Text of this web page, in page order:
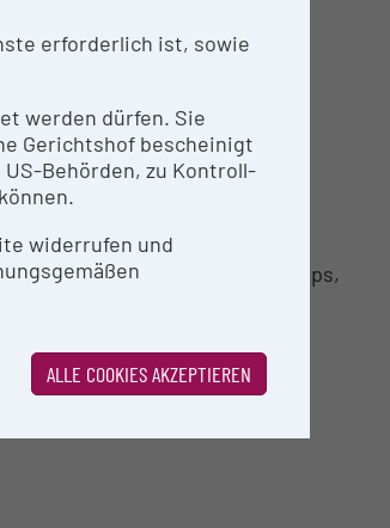
(Hauptteil ehemalige
(Daten)
Bedeutung:
(Materialien Holz, Gips,
erforderlich ist, sowie
werden dürfen. Sie
Gerichtshof bescheinigt
Behörden, zu Kontroll-
widerrufen und
ALLE COOKIES AKZEPTIEREN